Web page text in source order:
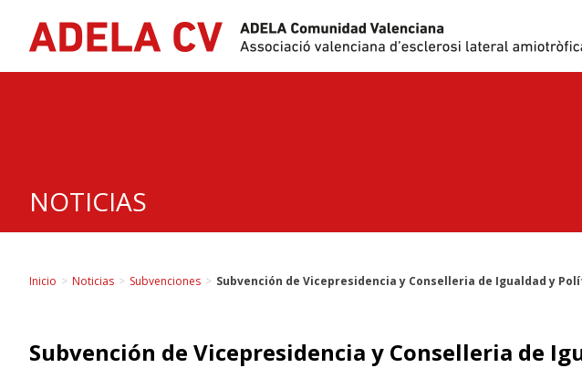
NOTICIAS
Inicio > Noticias > Subvenciones > Subvención de Vicepresidencia y Conselleria de Igualdad y
Subvención de Vicepresidencia y Conselleria de